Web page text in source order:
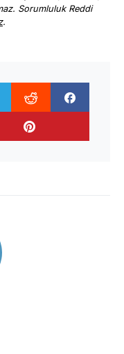
Sorumluluk Reddi
.